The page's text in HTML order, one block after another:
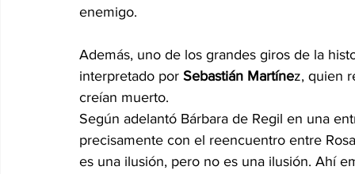
enemigo.
Además, uno de los grandes giros de la
interpretado por Sebastián Martínez, quien
creían muerto.
Según adelantó Bárbara de Regil en una
precisamente con el reencuentro entre
es una ilusión, pero no es una ilusión. Ahí